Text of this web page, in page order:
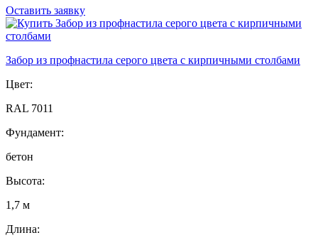
Оставить заявку
Забор из профнастила серого цвета с кирпичными столбами
Цвет:
RAL 7011
Фундамент:
бетон
Высота:
1,7 м
Длина: